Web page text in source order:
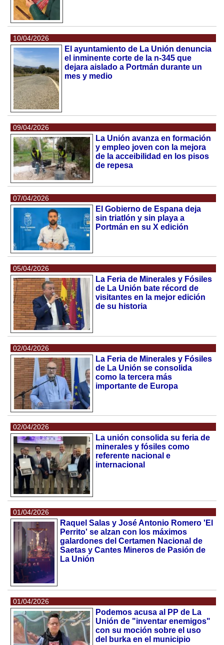
10/04/2026
El ayuntamiento de La Unión denuncia
el inminente corte de la n-345 que
dejara aislado a Portmán durante un
mes y medio
09/04/2026
La Unión avanza en formación
y empleo joven con la mejora
de la acceibilidad en los pisos
de repesa
07/04/2026
El Gobierno de Espana deja
sin triatlón y sin playa a
Portmán en su X edición
05/04/2026
La Feria de Minerales y Fósiles
de La Unión bate récord de
visitantes en la mejor edición
de su historia
02/04/2026
La Feria de Minerales y Fósiles
de La Unión se consolida
como la tercera más
importante de Europa
02/04/2026
La unión consolida su feria de
minerales y fósiles como
referente nacional e
internacional
01/04/2026
Raquel Salas y José Antonio Romero 'El
Perrito' se alzan con los máximos
galardones del Certamen Nacional de
Saetas y Cantes Mineros de Pasión de
La Unión
01/04/2026
Podemos acusa al PP de La
Unión de "inventar enemigos"
con su moción sobre el uso
del burka en el municipio